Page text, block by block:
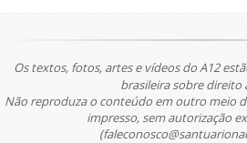
Os textos, fotos, artes e vídeos do A12
brasileira sobre direito
Não reproduza o conteúdo em outro meio
impresso, sem autorização